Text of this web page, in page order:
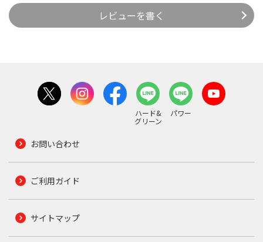
レビューを書く
ハード&
グリーン
パワー
お問い合わせ
ご利用ガイド
サイトマップ